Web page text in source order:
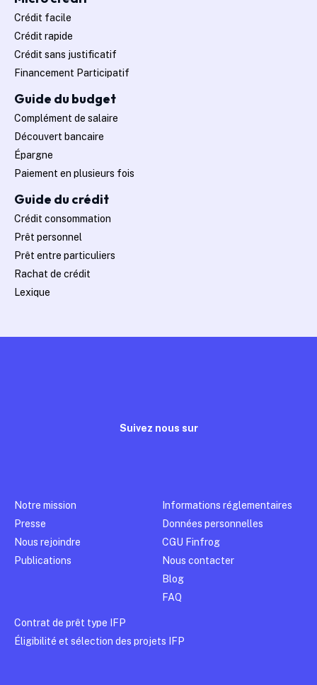
Crédit facile
Crédit rapide
Crédit sans justificatif
Financement Participatif
Guide du budget
Complément de salaire
Découvert bancaire
Épargne
Paiement en plusieurs fois
Guide du crédit
Crédit consommation
Prêt personnel
Prêt entre particuliers
Rachat de crédit
Lexique
Suivez nous sur
Notre mission
Presse
Nous rejoindre
Publications
Informations réglementaires
Données personnelles
CGU Finfrog
Nous contacter
Blog
FAQ
Contrat de prêt type IFP
Éligibilité et sélection des projets IFP